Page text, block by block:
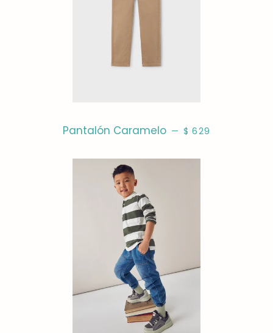
Pantalón Caramelo — PRECIO HABITUAL
$ 629